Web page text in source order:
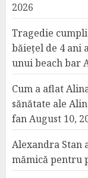
2026
Tragedie
băiețel de 4 ani
unui beach bar
Cum a aflat
sănătate ale
fanAugust 10,
Alexandra Stan
mămică pentru